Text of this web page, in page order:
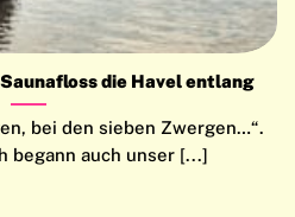
die Havel entlang
bei den sieben Zwergen…“.
begann auch unser [...]